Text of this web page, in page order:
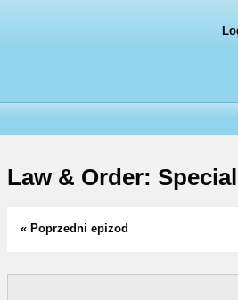
Law & Order:
« Poprzedni epizod